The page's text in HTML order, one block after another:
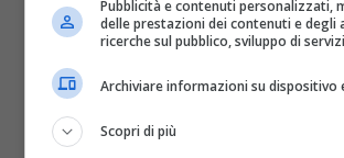
Share
Tweet
Pubblicità e contenuti personalizzati,
delle prestazioni dei contenuti e degli
ricerche sul pubblico, sviluppo di servizi
Archiviare informazioni su dispositivo
Scopri di più